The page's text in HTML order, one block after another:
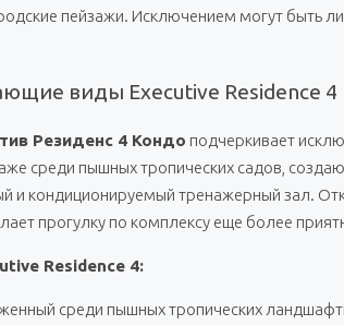
пейзажи. Исключением могут быть
виды Executive Residence 4
Резиденс 4 Кондо подчеркивает
среди пышных тропических садов,
и кондиционируемый тренажерный зал.
прогулку по комплексу еще более
Residence 4:
среди пышных тропических